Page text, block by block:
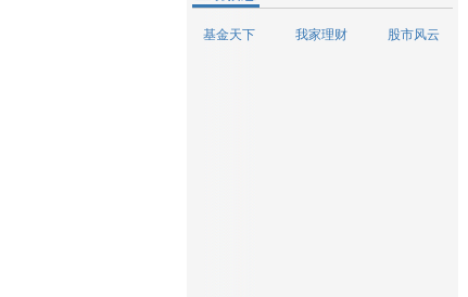
基金天下 我家理财 股市风云